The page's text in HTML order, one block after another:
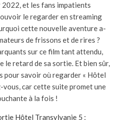
et les fans impatients
le regarder en streaming
cette nouvelle aventure a-
de frissons et de rires ?
sur ce film tant attendu,
le retard de sa sortie. Et bien sûr,
pour savoir où regarder « Hôtel
vous, car cette suite promet une
à la fois !
Hôtel Transylvanie 5 :